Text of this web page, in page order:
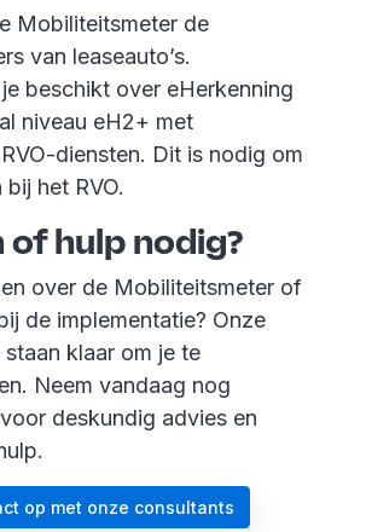
Mobiliteitsmeter de
van leaseauto’s.
beschikt over eHerkenning
niveau eH2+ met
diensten. Dit is nodig om
het RVO.
of hulp nodig?
over de Mobiliteitsmeter of
de implementatie? Onze
klaar om je te
Neem vandaag nog
deskundig advies en
op met onze consultants